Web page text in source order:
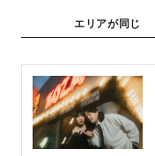
エリアが同じ